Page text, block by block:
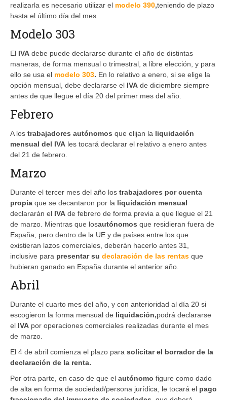
realizarla es necesario utilizar el modelo 390,teniendo de plazo
hasta el último día del mes.
Modelo 303
El IVA debe puede declararse durante el año de distintas
maneras, de forma mensual o trimestral, a libre elección, y para
ello se usa el modelo 303. En lo relativo a enero, si se elige la
opción mensual, debe declararse el IVA de diciembre siempre
antes de que llegue el día 20 del primer mes del año.
Febrero
A los trabajadores autónomos que elijan la liquidación
mensual del IVA les tocará declarar el relativo a enero antes
del 21 de febrero.
Marzo
Durante el tercer mes del año los trabajadores por cuenta
propia que se decantaron por la liquidación mensual
declararán el IVA de febrero de forma previa a que llegue el 21
de marzo. Mientras que losautónomos que residieran fuera de
España, pero dentro de la UE y de países entre los que
existieran lazos comerciales, deberán hacerlo antes 31,
inclusive para presentar su declaración de las rentas que
hubieran ganado en España durante el anterior año.
Abril
Durante el cuarto mes del año, y con anterioridad al día 20 si
escogieron la forma mensual de liquidación,podrá declararse
el IVA por operaciones comerciales realizadas durante el mes
de marzo.
El 4 de abril comienza el plazo para solicitar el borrador de la
declaración de la renta.
Por otra parte, en caso de que el autónomo figure como dado
de alta en forma de sociedad/persona jurídica, le tocará el pago